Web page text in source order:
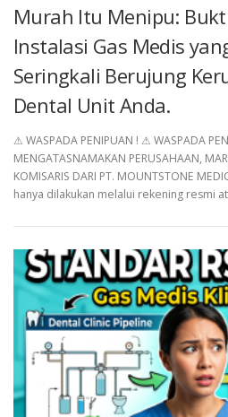
Murah Itu Menipu:
Instalasi Gas Medis
Seringkali Berujung
Dental Unit Anda.
⚠︎ WASPADA PENIPUAN ! ⚠︎ WASPADA
MENGATASNAMAKAN PERUSAHAAN,
KOMISARIS DARI PT. MOUNTSTONE
hanya dilakukan melalui rekening resmi